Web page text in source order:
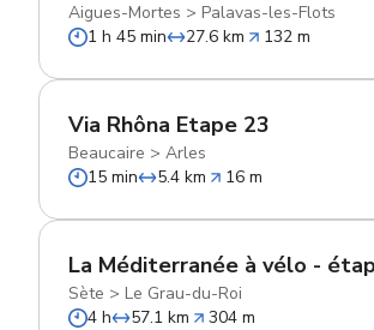
Aigues-Mortes > Palavas-les-Flots
1 h 45 min
27.6 km 132 m
Via Rhôna Etape 23
Beaucaire > Arles
15 min
5.4 km 16 m
La Méditerranée à vélo -
Sète > Le Grau-du-Roi
4 h
57.1 km 304 m